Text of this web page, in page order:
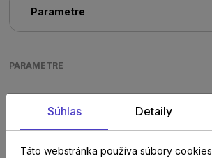
Parametre
PARAMETRE
Súhlas Detaily
Táto webstránka používa súbory cookies